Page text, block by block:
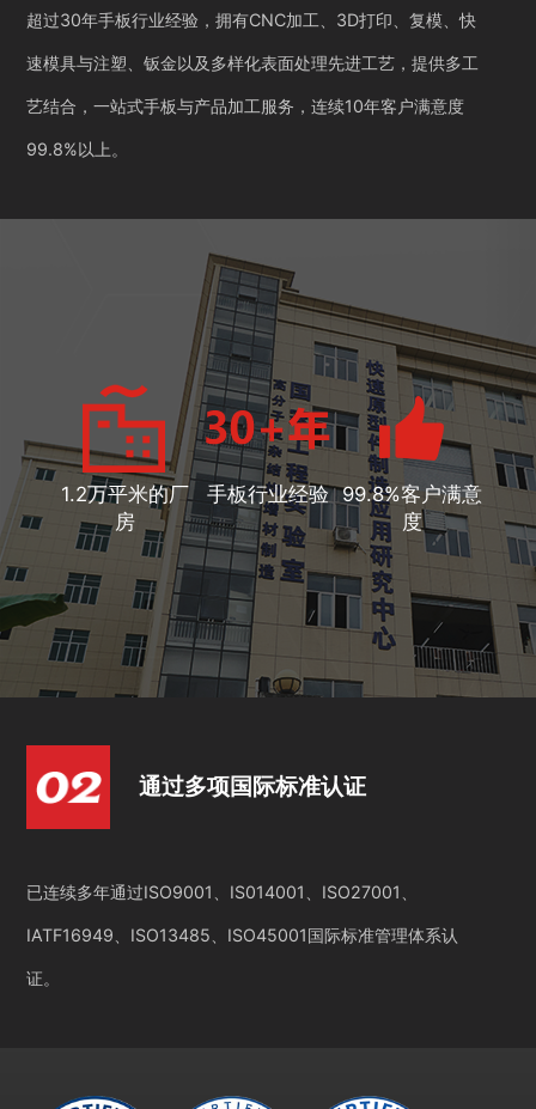
超过30年手板行业经验，拥有CNC加工、3D打印、复模、快
速模具与注塑、钣金以及多样化表面处理先进工艺，提供多工
艺结合，一站式手板与产品加工服务，连续10年客户满意度
99.8%以上。
1.2万平米的厂
房
手板行业经验 99.8%客户满意
度
通过多项国际标准认证
已连续多年通过ISO9001、IS014001、ISO27001、
IATF16949、ISO13485、ISO45001国际标准管理体系认
证。